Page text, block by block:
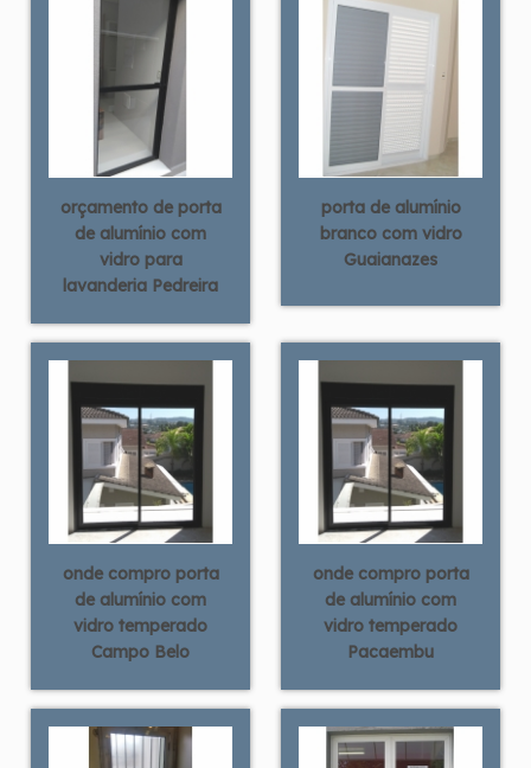
orçamento de porta
de alumínio com
vidro para
lavanderia Pedreira
porta de alumínio
branco com vidro
Guaianazes
onde compro porta
de alumínio com
vidro temperado
Campo Belo
onde compro porta
de alumínio com
vidro temperado
Pacaembu